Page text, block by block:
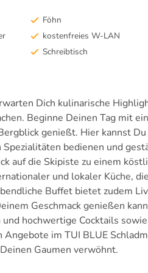
Föhn
kostenfreies W-LAN
Schreibtisch
Dich kulinarische
Beginne Deinen Tag mit
genießt. Hier kannst
bedienen und
auf die Skipiste zu einem
und lokaler Küche,
Buffet bietet zudem
Geschmack genießen
hochwertige Cocktails
im TUI BLUE
Gaumen verwöhnt.